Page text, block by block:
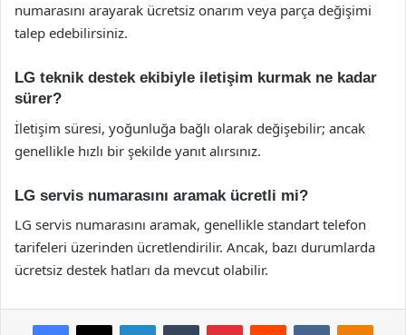
numarasını arayarak ücretsiz onarım veya parça değişimi
talep edebilirsiniz.
LG teknik destek ekibiyle iletişim kurmak ne kadar
sürer?
İletişim süresi, yoğunluğa bağlı olarak değişebilir; ancak
genellikle hızlı bir şekilde yanıt alırsınız.
LG servis numarasını aramak ücretli mi?
LG servis numarasını aramak, genellikle standart telefon
tarifeleri üzerinden ücretlendirilir. Ancak, bazı durumlarda
ücretsiz destek hatları da mevcut olabilir.
Facebook
X LinkedInTumblr PinterestReddit VKontakte